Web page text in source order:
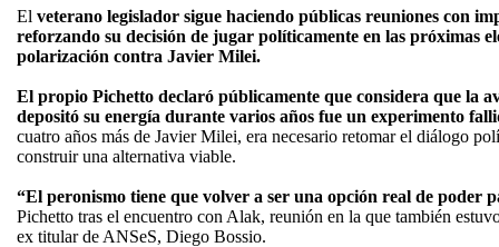
El veterano legislador sigue haciendo públicas reuniones con
reforzando su decisión de jugar políticamente en las próximas
polarización contra Javier Milei.
El propio Pichetto declaró públicamente que considera que la
depositó su energía durante varios años fue un experimento
cuatro años más de Javier Milei, era necesario retomar el diálogo
construir una alternativa viable.
“El peronismo tiene que volver a ser una opción real de poder
Pichetto tras el encuentro con Alak, reunión en la que también
ex titular de ANSeS, Diego Bossio.